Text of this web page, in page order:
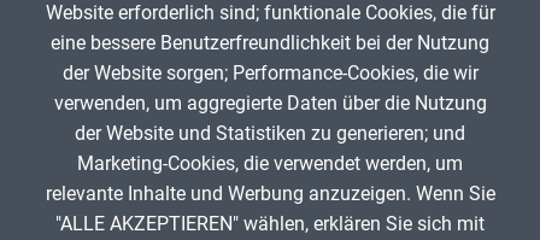
Satzglieder - Teil 1
214 ChristianSchett
Website erforderlich sind; funktionale Cookies, die für
eine bessere Benutzerfreundlichkeit bei der Nutzung
der Website sorgen; Performance-Cookies, die wir
verwenden, um aggregierte Daten über die Nutzung
der Website und Statistiken zu generieren; und
Marketing-Cookies, die verwendet werden, um
relevante Inhalte und Werbung anzuzeigen. Wenn Sie
"ALLE AKZEPTIEREN" wählen, erklären Sie sich mit